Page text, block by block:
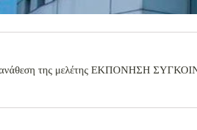
την ανάθεση της μελέτης ΕΚΠΟΝΗΣΗ